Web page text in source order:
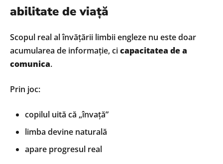
abilitate de viață
Scopul real al învățării limbii engleze nu este doar
acumularea de informație, cicapacitatea de a
comunica.
Prin joc:
copilul uită că „învață”
limba devine naturală
apare progresul real